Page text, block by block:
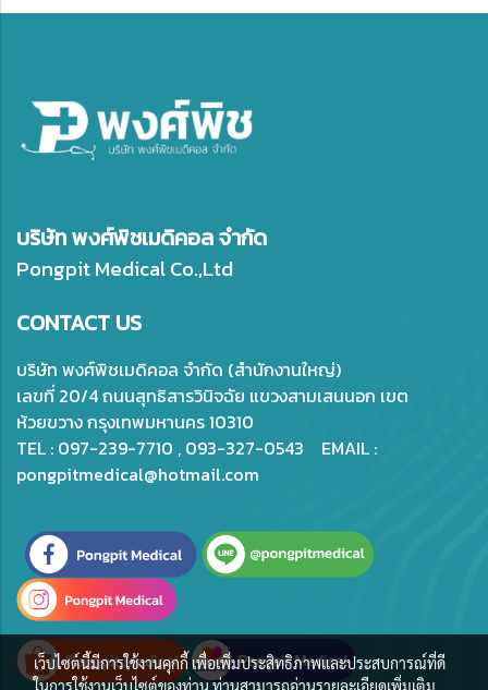
บริษัท พงศ์พิชเมดิคอล จำกัด
Pongpit Medical Co.,Ltd
CONTACT US
บริษัท พงศ์พิชเมดิคอล จำกัด (สำนักงานใหญ่)
เลขที่ 20/4 ถนนสุทธิสารวินิจฉัย แขวงสามเสนนอก เขต
ห้วยขวาง กรุงเทพมหานคร 10310
TEL : 097-239-7710 , 093-327-0543 EMAIL :
pongpitmedical@hotmail.com
เว็บไซต์นี้มีการใช้งานคุกกี้ เพื่อเพิ่มประสิทธิภาพและประสบการณ์ที่ดี
ในการใช้งานเว็บไซต์ของท่าน ท่านสามารถอ่านรายละเอียดเพิ่มเติม